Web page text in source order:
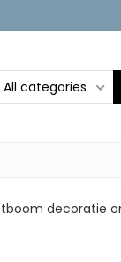
All categories
decoratie